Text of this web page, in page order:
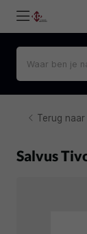
Terug
Salvus